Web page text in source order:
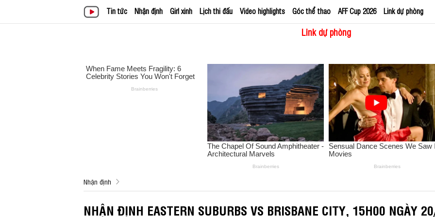
Tin tức Nhận định Girl xinh Lịch thi đấu Video highlights Góc thể thao AFF Cup 2026 Link dự phòng
Link dự phòng
Nhận định
NHẬN ĐỊNH EASTERN SUBURBS VS BRISBANE CITY, 15H00 NGÀY